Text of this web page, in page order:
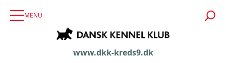
MENU
www.dkk-kreds9.dk